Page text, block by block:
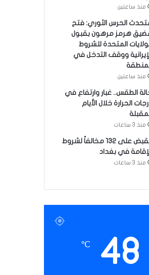
منذ ساعتين
الحرس الثوري: فتح
هرمز مرهون بقبول
المتحدة للشروط
ووقف التدخل في
منذ ساعتين
الطقس.. غبار وارتفاع في
الحرارة خلال الأيام
منذ 3 ساعات
القبض على 132 مخالفاً لشروط
في بغداد
منذ 3 ساعات
48
℃